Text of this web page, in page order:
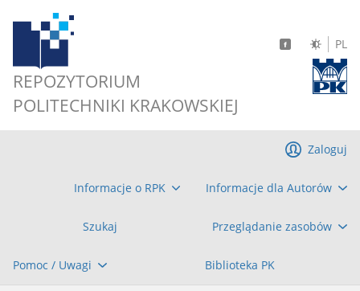
REPOZYTORIUM
POLITECHNIKI KRAKOWSKIEJ
PL
Informacje o RPK Informacje dla Autorów
Szukaj Przeglądanie zasobów
Pomoc / Uwagi Biblioteka PK
Zaloguj